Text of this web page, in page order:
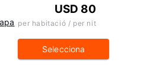
USD 80
per habitació / per nit
Selecciona